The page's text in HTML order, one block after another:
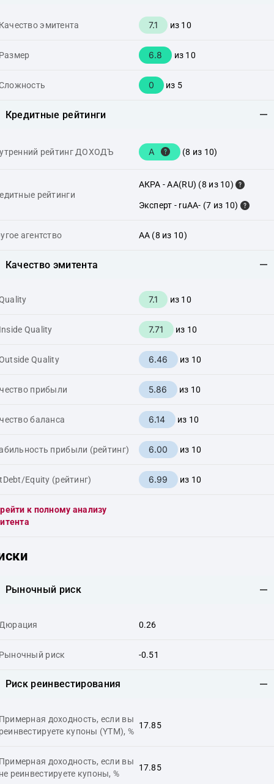
эмитента 7.1 из 10
6.8 из 10
0 из 5
Кредитные рейтинги
рейтинг ДОХОДЪ A (8 из 10)
рейтинги
АКРА - AA(RU) (8 из 10)
Эксперт - ruAA- (7 из 10)
агентство AA (8 из 10)
Качество эмитента
7.1 из 10
Quality 7.71 из 10
Quality 6.46 из 10
прибыли 5.86 из 10
баланса 6.14 из 10
прибыли (рейтинг) 6.00 из 10
Equity (рейтинг) 6.99 из 10
к полному анализу
Рыночный риск
0.26
риск -0.51
Риск реинвестирования
доходность, если вы
купоны (YTM), %
17.85
доходность, если вы
реинвестируете купоны, %
17.85